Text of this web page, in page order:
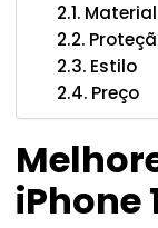
Material
Estilo
Preço
iPhone